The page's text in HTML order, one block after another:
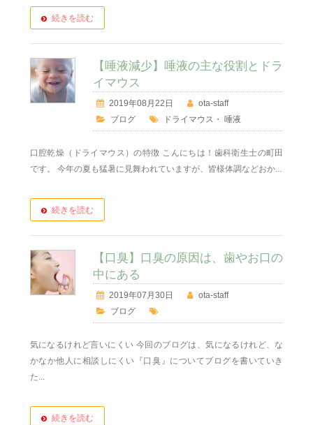
続きを読む
【唾液減少】唾液の主な役割とドラ
イマウス
2019年08月22日
ota-staff
ブログ
ドライマウス ・ 唾液
口腔乾燥（ドライマウス）の特徴 こんにちは！歯科衛生士の町田
です。 今年の夏も猛暑に見舞われていますが、皆様体調などおか...
続きを読む
【口臭】口臭の原因は、歯やお口の
中にある
2019年07月30日
ota-staff
ブログ
気になるけれど言いにくい 今回のブログは、気になるけれど、な
かなか他人に相談しにくい『口臭』についてブログを書いていき
た...
続きを読む